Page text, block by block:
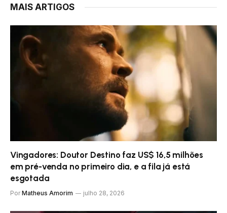
MAIS ARTIGOS
Vingadores: Doutor Destino faz US$ 16,5 milhões
em pré-venda no primeiro dia, e a fila já está
esgotada
Por Matheus Amorim julho 28, 2026